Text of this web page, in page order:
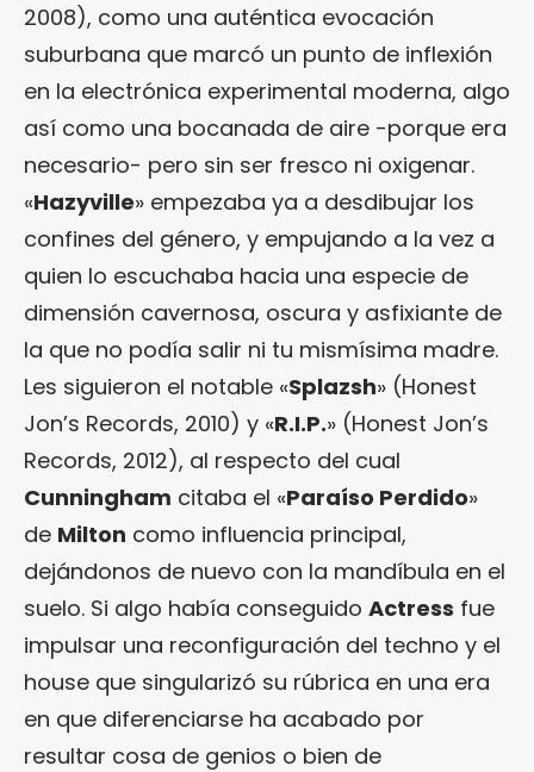
2008), como una auténtica evocación
suburbana que marcó un punto de inflexión
en la electrónica experimental moderna, algo
así como una bocanada de aire -porque era
necesario- pero sin ser fresco ni oxigenar.
«Hazyville» empezaba ya a desdibujar los
confines del género, y empujando a la vez a
quien lo escuchaba hacia una especie de
dimensión cavernosa, oscura y asfixiante de
la que no podía salir ni tu mismísima madre.
Les siguieron el notable «Splazsh» (Honest
Jon’s Records, 2010) y «R.I.P.» (Honest Jon’s
Records, 2012), al respecto del cual
Cunningham citaba el «Paraíso Perdido»
de Milton como influencia principal,
dejándonos de nuevo con la mandíbula en el
suelo. Si algo había conseguido Actress fue
impulsar una reconfiguración del techno y el
house que singularizó su rúbrica en una era
en que diferenciarse ha acabado por
resultar cosa de genios o bien de